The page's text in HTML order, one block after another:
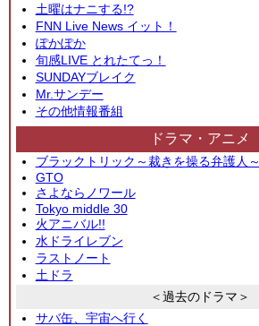
土曜はナニする!?
FNN Live News イット！
ぽかぽか
旬感LIVE とれたてっ！
SUNDAYブレイク
Mr.サンデー
その他情報番組
ドラマ・アニメ
ブラックトリック～裁きを操る弁護人～
GTO
さよならノワール
Tokyo middle 30
火アニバル!!
水ドライレブン
ラストノート
土ドラ
＜過去のドラマ＞
サバ缶、宇宙へ行く